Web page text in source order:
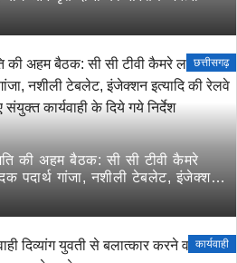
छत्तीसगढ़
की अहम बैठक: सी सी टीवी कैमरे
पदार्थ गांजा, नशीली टेबलेट, इंजेक्शन
रोकने के लिए संयुक्त कार्यवाही
कार्यवाही